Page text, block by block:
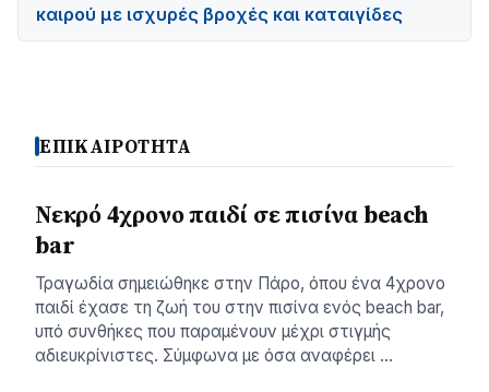
καιρού με ισχυρές βροχές και καταιγίδες
ΕΠΙΚΑΙΡΟΤΗΤΑ
Νεκρό 4χρονο παιδί σε πισίνα beach
bar
Τραγωδία σημειώθηκε στην Πάρο, όπου ένα 4χρονο
παιδί έχασε τη ζωή του στην πισίνα ενός beach bar,
υπό συνθήκες που παραμένουν μέχρι στιγμής
αδιευκρίνιστες. Σύμφωνα με όσα αναφέρει …